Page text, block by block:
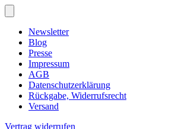
Newsletter
Blog
Presse
Impressum
AGB
Datenschutzerklärung
Rückgabe, Widerrufsrecht
Versand
Vertrag widerrufen